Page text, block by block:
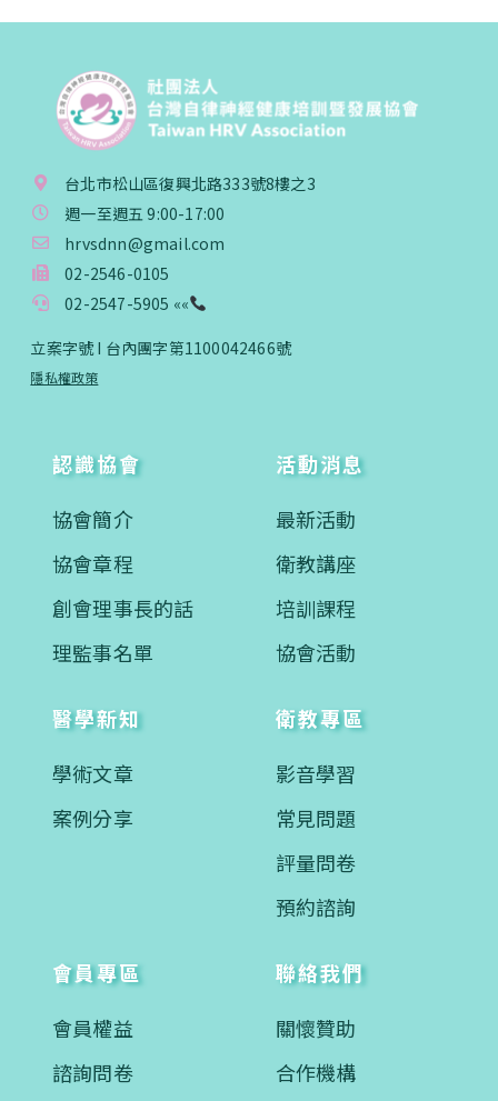
台北市松山區復興北路333號8樓之3
週一至週五 9:00-17:00
hrvsdnn@gmail.com
02-2546-0105
02-2547-5905 ««
立案字號 I 台內團字第1100042466號
隱私權政策
認識協會
協會簡介
協會章程
創會理事長的話
理監事名單
活動消息
最新活動
衛教講座
培訓課程
協會活動
醫學新知
學術文章
案例分享
衛教專區
影音學習
常見問題
評量問卷
預約諮詢
會員專區
會員權益
諮詢問卷
聯絡我們
關懷贊助
合作機構